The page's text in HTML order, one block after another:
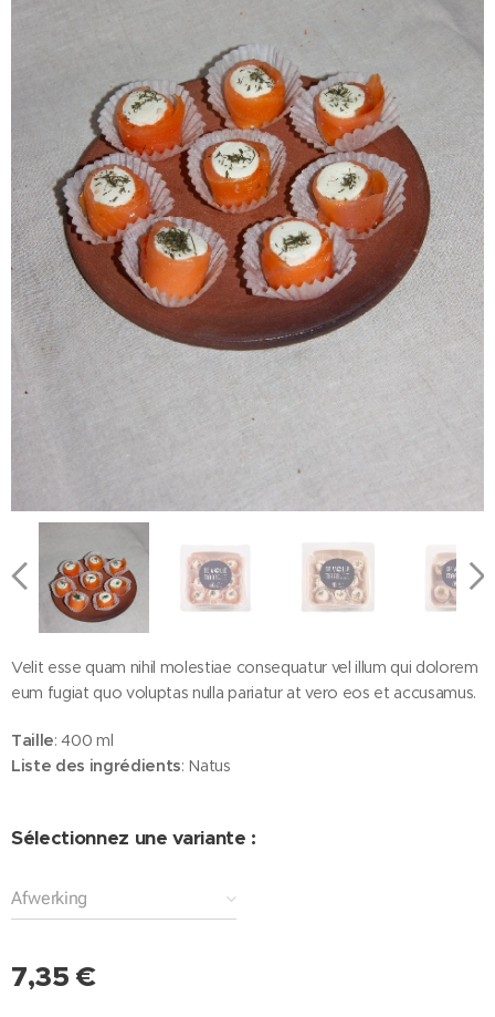
Velit esse quam nihil molestiae consequatur vel illum qui dolorem
eum fugiat quo voluptas nulla pariatur at vero eos et accusamus.
Taille: 400 ml
Liste des ingrédients: Natus
Sélectionnez une variante :
Afwerking
7,35 €